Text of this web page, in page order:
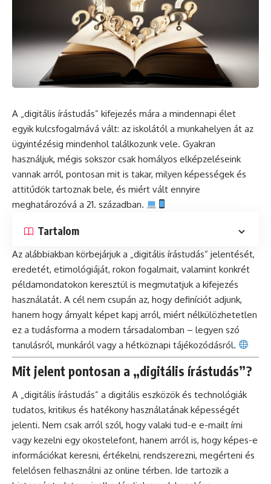
A „digitális írástudás” kifejezés mára a mindennapi élet
egyik kulcsfogalmává vált: az iskolától a munkahelyen át az
ügyintézésig mindenhol találkozunk vele. Gyakran
használjuk, mégis sokszor csak homályos elképzeléseink
vannak arról, pontosan mit is takar, milyen képességek és
attitűdök tartoznak bele, és miért vált ennyire
meghatározóvá a 21. században.
Tartalom
Az alábbiakban körbejárjuk a „digitális írástudás” jelentését,
eredetét, etimológiáját, rokon fogalmait, valamint konkrét
példamondatokon keresztül is megmutatjuk a kifejezés
használatát. A cél nem csupán az, hogy definíciót adjunk,
hanem hogy árnyalt képet kapj arról, miért nélkülözhetetlen
ez a tudásforma a modern társadalomban – legyen szó
tanulásról, munkáról vagy a hétköznapi tájékozódásról.
Mit jelent pontosan a „digitális írástudás”?
A „digitális írástudás” a digitális eszközök és technológiák
tudatos, kritikus és hatékony használatának képességét
jelenti. Nem csak arról szól, hogy valaki tud-e e-mailt írni
vagy kezelni egy okostelefont, hanem arról is, hogy képes-e
információkat keresni, értékelni, rendszerezni, megérteni és
felelősen felhasználni az online térben. Ide tartozik a